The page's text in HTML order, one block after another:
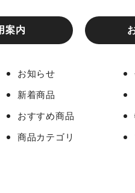
案内
お知らせ
新着商品
おすすめ商品
商品カテゴリ